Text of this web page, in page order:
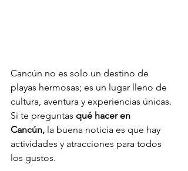
Cancún no es solo un destino de
playas hermosas; es un lugar lleno de
cultura, aventura y experiencias únicas.
Si te preguntas qué hacer en
Cancún, la buena noticia es que hay
actividades y atracciones para todos
los gustos.